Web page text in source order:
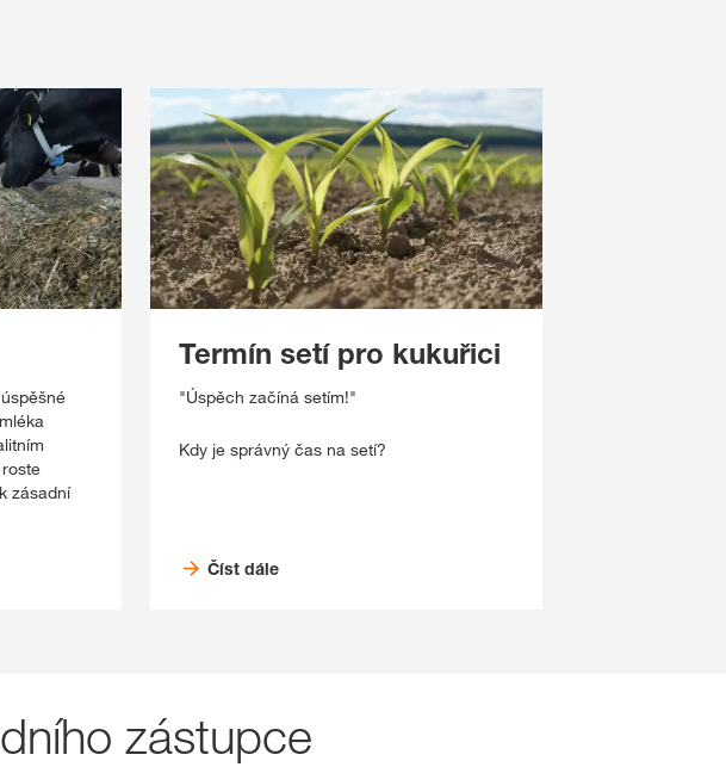
zásadní
Termín setí pro kukuřici
"Úspěch začíná setím!"
Kdy je správný čas na setí?
Číst dále
zástupce